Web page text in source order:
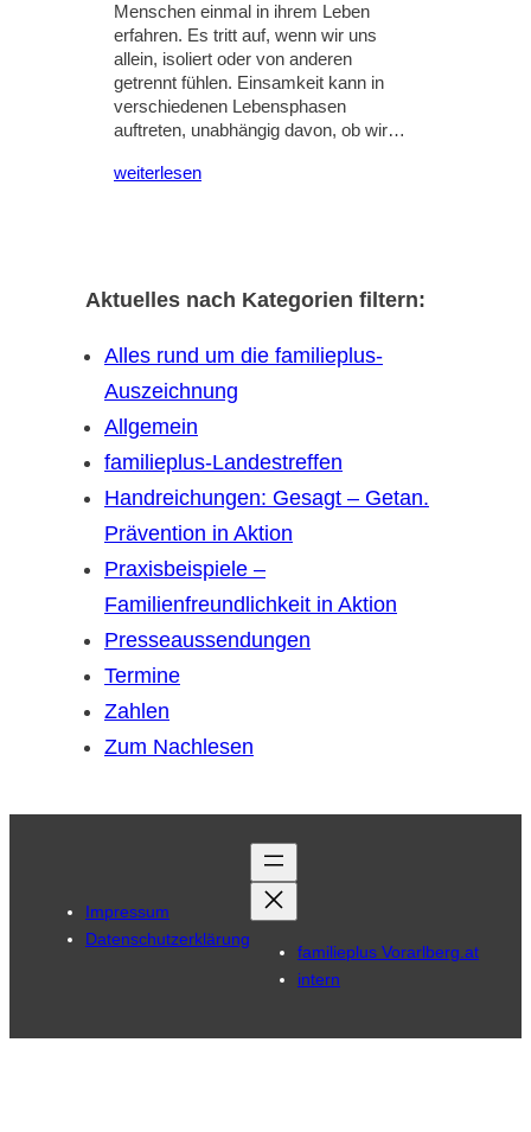
Menschen einmal in ihrem Leben
erfahren. Es tritt auf, wenn wir uns
allein, isoliert oder von anderen
getrennt fühlen. Einsamkeit kann in
verschiedenen Lebensphasen
auftreten, unabhängig davon, ob wir…
weiterlesen
Aktuelles nach Kategorien filtern:
Alles rund um die familieplus-
Auszeichnung
Allgemein
familieplus-Landestreffen
Handreichungen: Gesagt – Getan.
Prävention in Aktion
Praxisbeispiele –
Familienfreundlichkeit in Aktion
Presseaussendungen
Termine
Zahlen
Zum Nachlesen
Impressum
Datenschutzerklärung
familieplus Vorarlberg.at
intern